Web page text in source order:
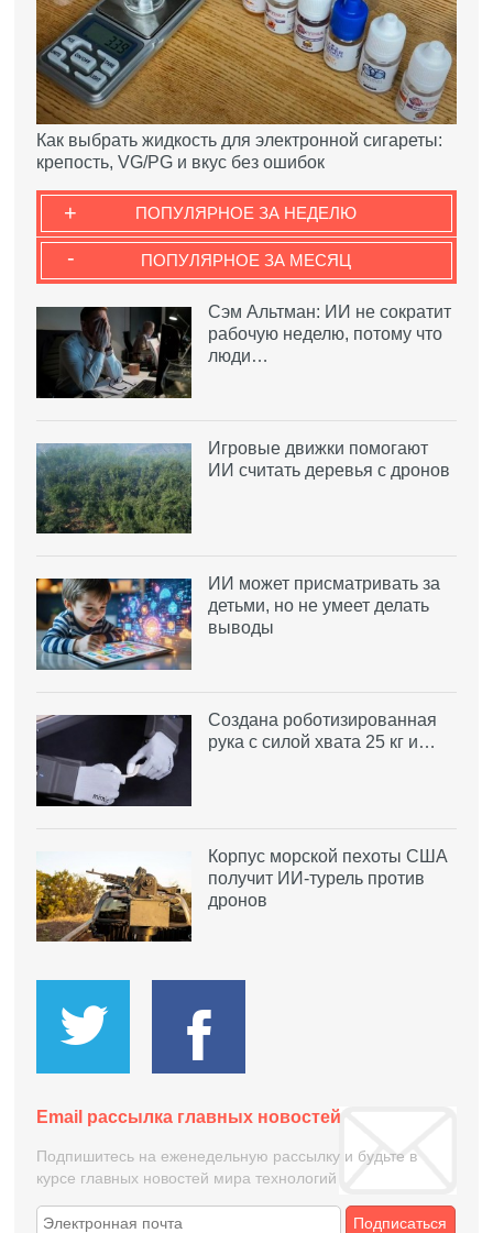
Как выбрать жидкость для электронной сигареты:
крепость, VG/PG и вкус без ошибок
ПОПУЛЯРНОЕ ЗА НЕДЕЛЮ
+
ПОПУЛЯРНОЕ ЗА МЕСЯЦ
-
Сэм Альтман: ИИ не сократит
рабочую неделю, потому что
люди…
Игровые движки помогают
ИИ считать деревья с дронов
ИИ может присматривать за
детьми, но не умеет делать
выводы
Создана роботизированная
рука с силой хвата 25 кг и…
Корпус морской пехоты США
получит ИИ-турель против
дронов
Email рассылка главных новостей
Подпишитесь на еженедельную рассылку и будьте в
курсе главных новостей мира технологий
Подписаться